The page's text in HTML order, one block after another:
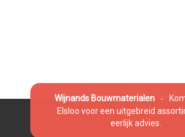
Wijnands Bouwmaterialen -
Elsloo voor een uitgebreid
eerlijk advies.